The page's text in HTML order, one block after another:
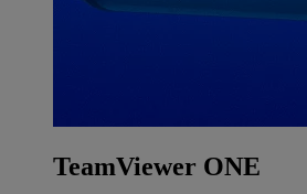
TeamViewer ONE